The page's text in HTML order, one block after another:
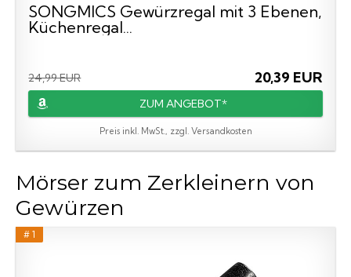
SONGMICS Gewürzregal mit 3 Ebenen,
Küchenregal...
24,99 EUR 20,39 EUR
ZUM ANGEBOT*
Preis inkl. MwSt., zzgl. Versandkosten
Mörser zum Zerkleinern von
Gewürzen
# 1